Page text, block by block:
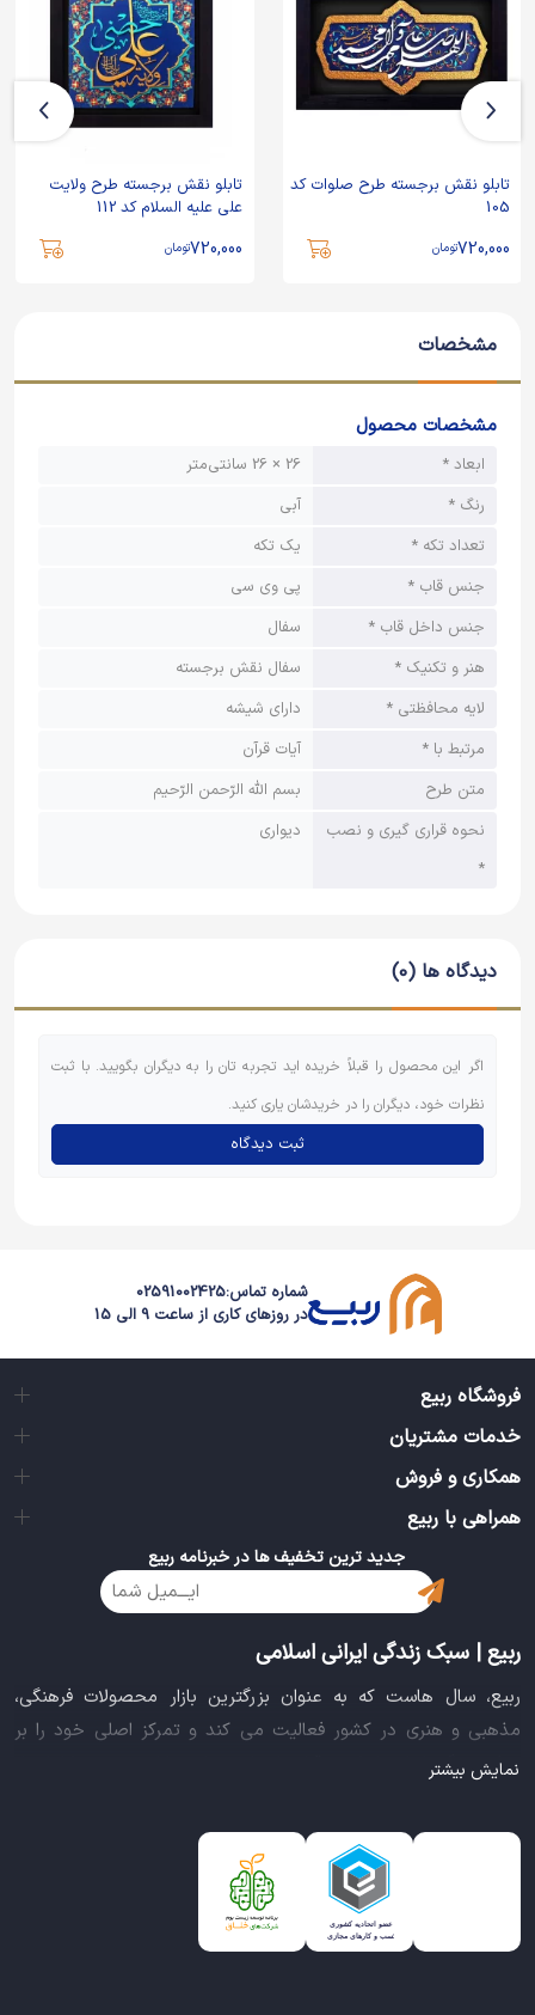
تابلو نقش برجسته طرح صلوات کد
105
720,000تومان
تابلو نقش برجسته طرح ولایت
علی علیه السلام کد 112
720,000تومان
مشخصات
مشخصات محصول
ابعاد *
26 × 26 سانتی‌متر
رنگ *
آبی
تعداد تکه *
یک تکه
جنس قاب *
پی وی سی
جنس داخل قاب *
سفال
هنر و تکنیک *
سفال نقش برجسته
لایه محافظتی *
دارای شیشه
مرتبط با *
آیات قرآن
متن طرح
بسم الله الرّحمن الرّحیم
نحوه قراری گیری و نصب
*
دیواری
دیدگاه ها (0)
اگر این محصول را قبلاً خریده اید تجربه تان را به دیگران بگویید. با ثبت
نظرات خود، دیگران را در خریدشان یاری کنید.
ثبت دیدگاه
شماره تماس:02591002425
در روزهای کاری از ساعت 9 الی 15
فروشگاه ربیع
خدمات مشتریان
همکاری و فروش
همراهی با ربیع
جدید ترین تخفیف ها در خبرنامه ربیع
ربیع | سبک زندگی ایرانی اسلامی
ربیع، سال هاست که به عنوان بزرگترین بازار محصولات فرهنگی،
مذهبی و هنری در کشور فعالیت می کند و تمرکز اصلی خود را بر
سبک زندگی ایرانی اسلامی قرار داده است. این بازار مجموعه کاملی از
شما را برای خرید اینترنتی کالاهای فرهنگی، مذهبی و هنری برآورده
ایده خلاقانه عرضه محصولات فرهنگی در بستر اینترنت باعث شد تا
ربیع، علاوه بر داشتن نماد اعتماد الکترونیکی و مجوز سازمان صنفی
نمایش بیشتر